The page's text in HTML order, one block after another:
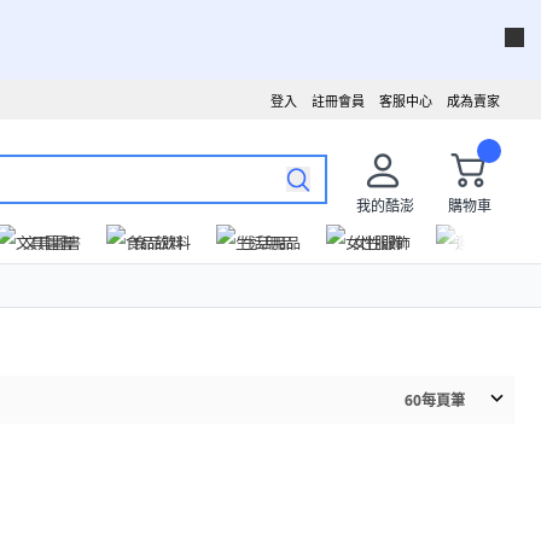
成為賣家
客服中心
註冊會員
登入
我的酷澎
購物車
文具圖書
食品飲料 生活用品 女性服飾
60每頁筆